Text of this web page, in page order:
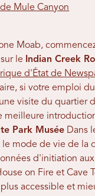
Mule Canyon
Moab,
le
Indian Creek
d'État de
si votre emploi
visite du quartier
meilleure
Park Musée Dans
mode de vie de la
d'initiation
on Fire et Cave
accessible et